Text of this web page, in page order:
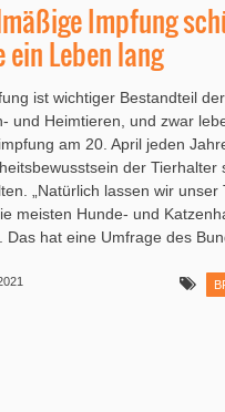
Impfung
ein Leben lang
ist wichtiger Bestandteil
und Heimtieren, und zwar
am 20. April jeden
der Tierhalter
„Natürlich lassen wir unser
meisten Hunde- und
Das hat eine Umfrage des